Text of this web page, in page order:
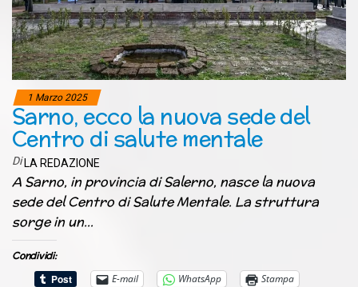
1 Marzo 2025
Sarno, ecco la nuova sede del
Centro di salute mentale
Di LA REDAZIONE
A Sarno, in provincia di Salerno, nasce la nuova
sede del Centro di Salute Mentale. La struttura
sorge in un…
Condividi:
E-mail
WhatsApp Stampa